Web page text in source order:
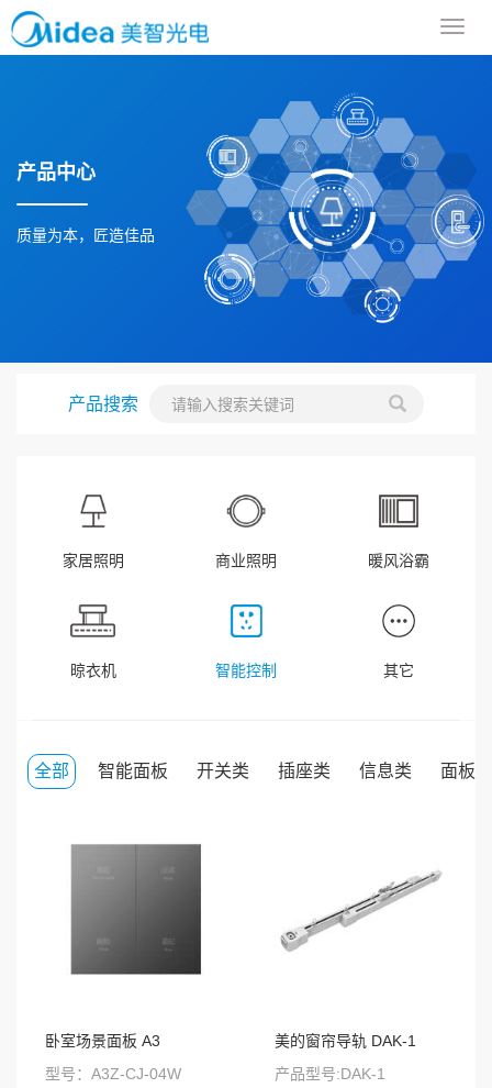
导
航
产品中心
质量为本，匠造佳品
产品搜索
家居照明 商业照明 暖风浴霸
晾衣机 智能控制 其它
全部 智能面板 开关类 插座类 信息类 面板类
卧室场景面板 A3
型号：A3Z-CJ-04W
美的窗帘导轨 DAK-1
产品型号:DAK-1